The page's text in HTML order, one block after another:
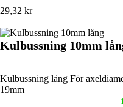
29,32 kr
Kulbussning 10mm
Kulbussning lång För
19mm